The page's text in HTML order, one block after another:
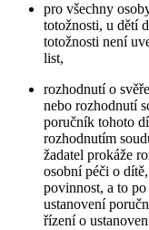
pro všechny
totožnosti, u dětí
totožnosti není
list,
rozhodnutí o
nebo rozhodnutí
poručník tohoto
rozhodnutím
žadatel prokáže
osobní péči o
povinnost, a to
ustanovení
řízení o